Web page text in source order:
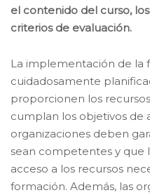
el contenido del curso,
criterios de evaluación.
La implementación de la
cuidadosamente
proporcionen los
cumplan los objetivos de
organizaciones deben
sean competentes y que
acceso a los recursos
formación. Además, las